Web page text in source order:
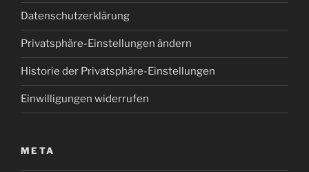
Datenschutzerklärung
Privatsphäre-Einstellungen ändern
Historie der Privatsphäre-Einstellungen
Einwilligungen widerrufen
META